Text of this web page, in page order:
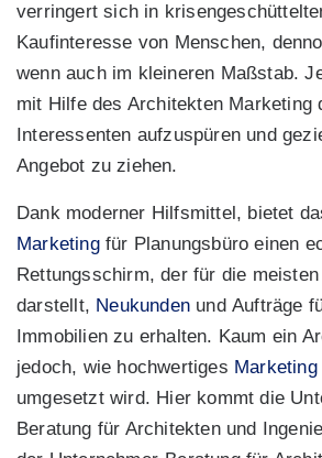
verringert sich in
Kaufinteresse von Menschen,
wenn auch im kleineren Maßstab.
mit Hilfe des Architekten Marketing
Interessenten aufzuspüren und
Angebot zu ziehen.
Dank moderner Hilfsmittel, bietet
Marketingfür Planungsbüro einen
Rettungsschirm, der für die
darstellt, Neukunden und Aufträge
Immobilien zu erhalten. Kaum ein
jedoch, wie hochwertiges Marketing
umgesetzt wird. Hier kommt die
Beratung für Architekten und